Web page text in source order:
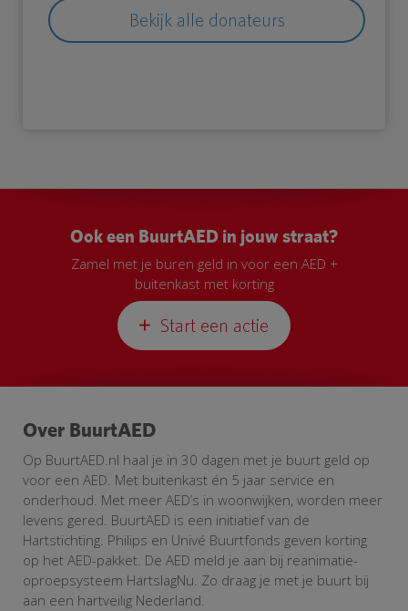
Bekijk alle donateurs
Ook een BuurtAED in jouw straat?
Zamel met je buren geld in voor een AED +
buitenkast met korting
Start een actie
Over BuurtAED
Op BuurtAED.nl haal je in 30 dagen met je buurt geld op
voor een AED. Met buitenkast én 5 jaar service en
onderhoud. Met meer AED’s in woonwijken, worden meer
levens gered. BuurtAED is een initiatief van de
Hartstichting. Philips en Univé Buurtfonds geven korting
op het AED-pakket. De AED meld je aan bij reanimatie-
oproepsysteem HartslagNu. Zo draag je met je buurt bij
aan een hartveilig Nederland.